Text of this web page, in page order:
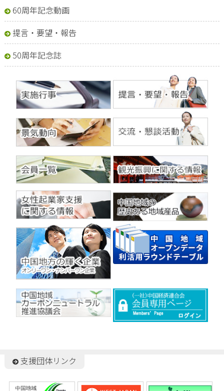
60周年記念動画
提言・要望・報告
50周年記念誌
支援団体リンク